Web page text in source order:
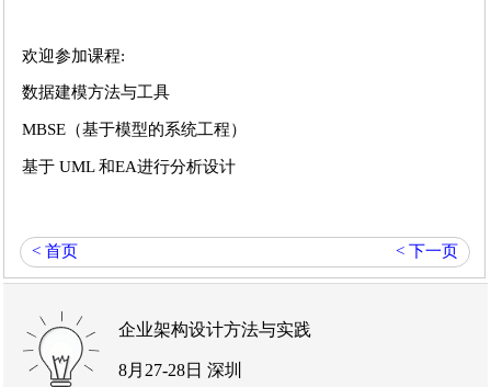
欢迎参加课程:
数据建模方法与工具
MBSE（基于模型的系统工程）
基于 UML 和EA进行分析设计
< 首页 < 下一页